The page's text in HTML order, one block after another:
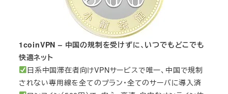
1coinVPN – 中国の規制を受けずに、いつでもどこでも
快適ネット
日系中国滞在者向けVPNサービスで唯一、中国で規制
されない専用線を全てのプラン・全てのサーバに導入済